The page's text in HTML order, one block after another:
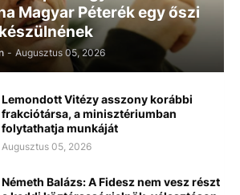
Magyar Péterék egy őszi
- Augusztus 05, 2026
Lemondott Vitézy asszony korábbi
frakciótársa, a minisztériumban
folytathatja munkáját
Augusztus 05, 2026
Németh Balázs: A Fidesz nem vesz részt